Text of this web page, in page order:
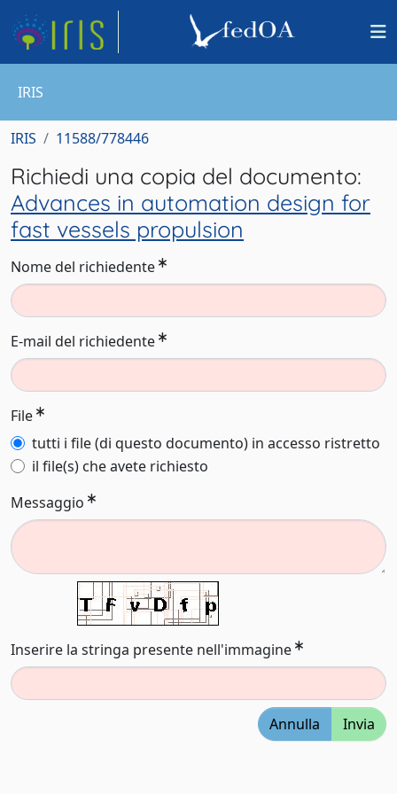
IRIS
IRIS 11588/778446
Richiedi una copia del documento:
Advances in automation design for
fast vessels propulsion
Nome del richiedente
E-mail del richiedente
File
tutti i file (di questo documento) in accesso ristretto
il file(s) che avete richiesto
Messaggio
Inserire la stringa presente nell'immagine
Annulla Invia